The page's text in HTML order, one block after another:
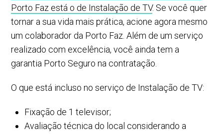
Porto Faz está o de Instalação de TV. Se você quer
tornar a sua vida mais prática, acione agora mesmo
um colaborador da Porto Faz. Além de um serviço
realizado com excelência, você ainda tem a
garantia Porto Seguro na contratação.
O que está incluso no serviço de Instalação de TV:
Fixação de 1 televisor;
Avaliação técnica do local considerando a